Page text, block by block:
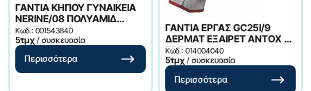
ΓΑΝΤΙΑ ΚΗΠΟΥ ΓΥΝΑΙΚΕΙΑ
NERINE/08 ΠΟΛΥΑΜΙΔ
LATEX
Κωδ.: 001543840
5τμχ / συσκευασία
Περισσότερα
ΓΑΝΤΙΑ ΕΡΓΑΣ GC25I/9
ΔΕΡΜΑΤ ΕΞΑΙΡΕΤ ΑΝΤΟΧ ΣΕ
ΤΡΙΒΗ
Κωδ.: 014004040
5τμχ / συσκευασία
Περισσότερα